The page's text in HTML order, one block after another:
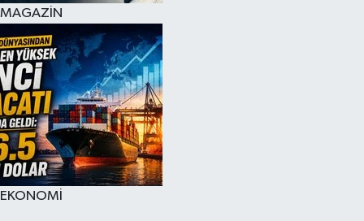
MAGAZİN
EKONOMİ